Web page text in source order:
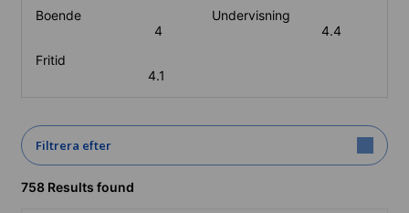
Boende
4
Undervisning
4.4
Fritid
4.1
Filtrera efter
758 Results found